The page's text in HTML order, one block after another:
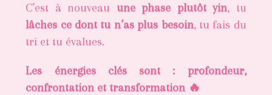
C’est à nouveau une phase plutôt yin, tu
lâches ce dont tu n’as plus besoin, tu fais du
tri et tu évalues.
Les énergies clés sont : profondeur,
confrontation et transformation 🔥